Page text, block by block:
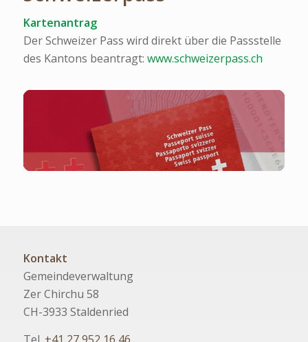
Kartenantrag
Der Schweizer Pass wird direkt über die Passstelle
des Kantons beantragt: www.schweizerpass.ch
Kontakt
Gemeindeverwaltung
Zer Chirchu 58
CH-3933 Staldenried